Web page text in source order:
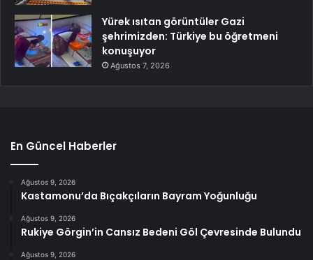
Yürek ısıtan görüntüler Gazi
şehrimizden: Türkiye bu öğretmeni
konuşuyor
Ağustos 7, 2026
En Güncel Haberler
Ağustos 9, 2026
Kastamonu’da Bıçakçıların Bayram Yoğunluğu
Ağustos 9, 2026
Rukiye Görgin’in Cansız Bedeni Göl Çevresinde Bulundu
Ağustos 9, 2026